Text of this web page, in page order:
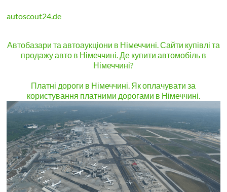
autoscout24.de
Автобазари та автоаукціони в Німеччині. Сайти купівлі та
продажу авто в Німеччині. Де купити автомобіль в
Німеччині?
Платні дороги в Німеччині. Як оплачувати за
користування платними дорогами в Німеччині.